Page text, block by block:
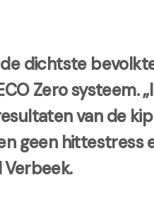
de dichtste
Zero systeem.
van de
geen hittestress